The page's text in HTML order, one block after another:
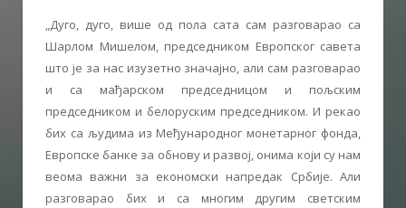
„Дуго, дуго, више од пола сата сам разговарао са
Шарлом Мишелом, председником Европског савета
што је за нас изузетно значајно, али сам разговарао
и са мађарском председницом и пољским
председником и белоруским председником. И рекао
бих са људима из Међународног монетарног фонда,
Европске банке за обнову и развој, онима који су нам
веома важни за економски напредак Србије. Али
разговарао бих и са многим другим светским